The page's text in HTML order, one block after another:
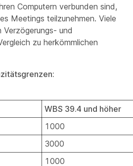
Computern verbunden sind,
Meetings teilzunehmen. Viele
und
zu herkömmlichen
WBS 39.4 und höher
1000
3000
1000